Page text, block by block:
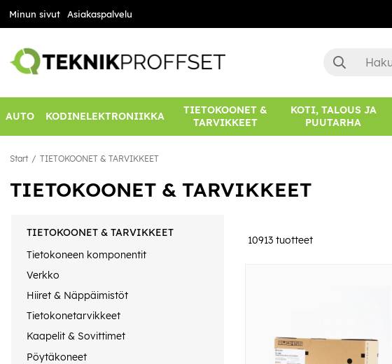
Minun sivut Asiakaspalvelu
AUTO KODINELEKTRONIIKKA
TIETOKOONET &
TARVIKKEET
KOTI, TALOUS JA
PUUTARHA
Start TIETOKOONET & TARVIKKEET
TIETOKOONET & TARVIKKEET
TIETOKOONET & TARVIKKEET
Tietokoneen komponentit
Verkko
Hiiret & Näppäimistöt
Tietokonetarvikkeet
Kaapelit & Sovittimet
Pöytäkoneet
10913 tuotteet